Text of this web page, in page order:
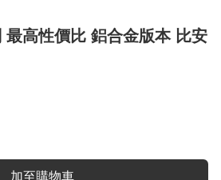
高性價比 鋁合金版本 比安
加至購物車